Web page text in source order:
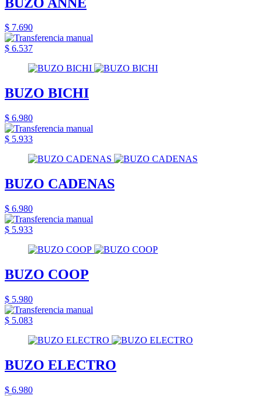
$ 7.690
$ 6.537
BUZO BICHI
$ 6.980
$ 5.933
BUZO CADENAS
$ 6.980
$ 5.933
BUZO COOP
$ 5.980
$ 5.083
BUZO ELECTRO
$ 6.980